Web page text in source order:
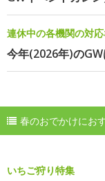
連休中の各機関の対
今年(2026年)の
春のおでかけにお
いちご狩り特集